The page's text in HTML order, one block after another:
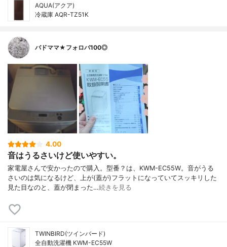
AQUA(アクア)
冷蔵庫 AQR-TZ51K
バドママ★フォロバ100◎
4.00
音はうるさいけど使いやすい。
家電屋さんで安かったので購入。型番？は、KWM-EC55W。音がうる
さいのは気になるけど、上が(蓋が)フラットになっていてスッキリした
見た目なのと、蓋が閉まった…続きを見る
TWINBIRD(ツインバード)
全自動洗濯機 KWM-EC55W